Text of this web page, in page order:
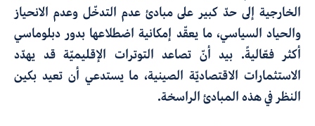
الخارجية إلى حدّ كبير على مبادئ عدم التدخّل وعدم الانحياز
والحياد السياسي، ما يعقّد إمكانية اضطلاعها بدور دبلوماسي
أكثر فعّاليةً. بيد أنّ تصاعد التوترات الإقليميّة قد يهدّد
الاستثمارات الاقتصاديّة الصينية، ما يستدعي أن تعيد بكين
النظر في هذه المبادئ الراسخة.